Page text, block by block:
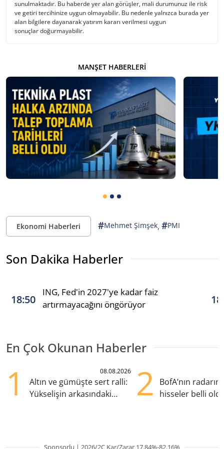
sunulmaktadır. Bu haberde yer alan görüşler, mali durumunuz ile risk
ve getiri tercihinize uygun olmayabilir. Bu nedenle yalnızca burada yer
alan bilgilere dayanarak yatırım kararı verilmesi uygun
sonuçlar doğurmayabilir.
MANŞET HABERLERI
Ekonomi Haberleri #Mehmet Şimşek, #PMI
Son Dakika Haberler
18:50
ING, Fed'in 2027'ye kadar faiz
artırmayacağını öngörüyor
En Çok Okunan Haberler
1 08.08.2026
Altın ve gümüşte sert ralli:
Yükselişin arkasındaki
2
BofA’nın
hisseler belli
Sponsorlu | 2026/2Ç Kar/Zarar 17.84%-82.16%